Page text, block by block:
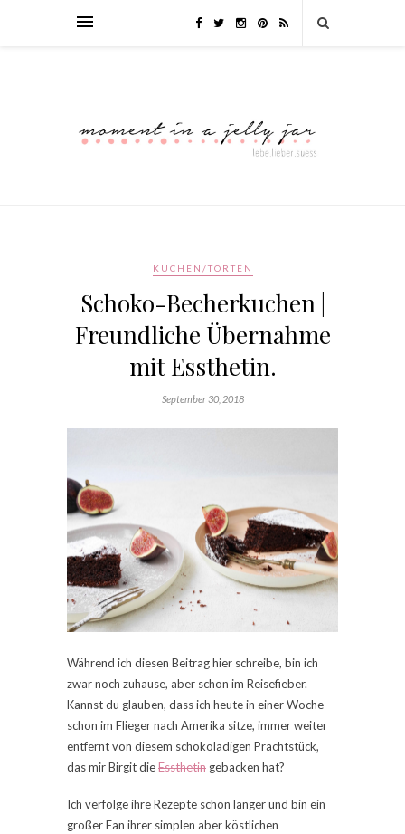
KUCHEN/TORTEN
Schoko-Becherkuchen |
Freundliche Übernahme
mit Essthetin.
September 30, 2018
Während ich diesen Beitrag hier schreibe, bin ich
zwar noch zuhause, aber schon im Reisefieber.
Kannst du glauben, dass ich heute in einer Woche
schon im Flieger nach Amerika sitze, immer weiter
entfernt von diesem schokoladigen Prachtstück,
das mir Birgit dieEssthetin gebacken hat?
Ich verfolge ihre Rezepte schon länger und bin ein
großer Fan ihrer simplen aber köstlichen